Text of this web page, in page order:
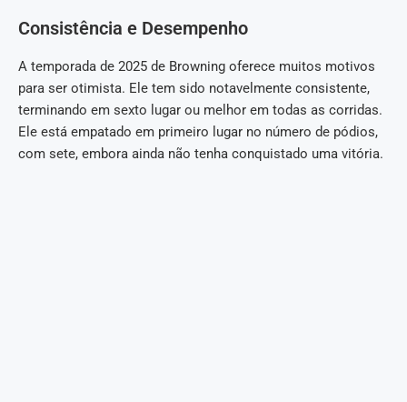
Consistência e Desempenho
A temporada de 2025 de Browning oferece muitos motivos
para ser otimista. Ele tem sido notavelmente consistente,
terminando em sexto lugar ou melhor em todas as corridas.
Ele está empatado em primeiro lugar no número de pódios,
com sete, embora ainda não tenha conquistado uma vitória.